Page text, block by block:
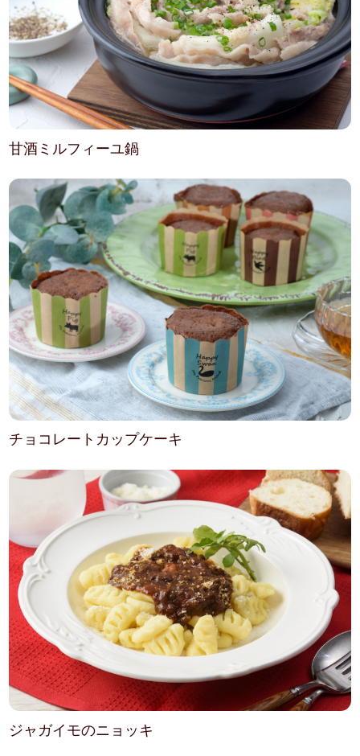
甘酒ミルフィーユ鍋
チョコレートカップケーキ
ジャガイモのニョッキ